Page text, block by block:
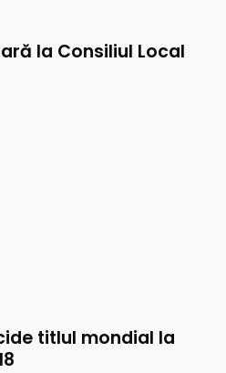
la Consiliul Local
titlul mondial la